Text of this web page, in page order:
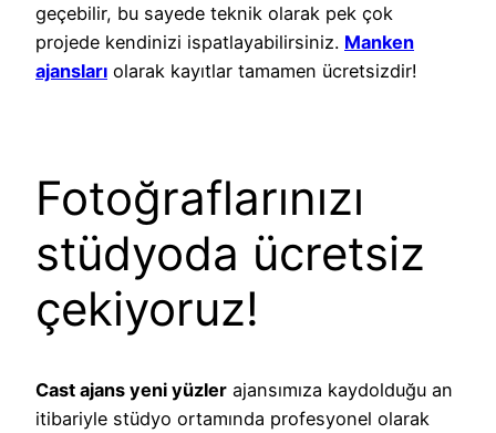
geçebilir, bu sayede teknik olarak pek çok
projede kendinizi ispatlayabilirsiniz. Manken
ajansları olarak kayıtlar tamamen ücretsizdir!
Fotoğraflarınızı
stüdyoda ücretsiz
çekiyoruz!
Cast ajans yeni yüzler ajansımıza kaydolduğu an
itibariyle stüdyo ortamında profesyonel olarak